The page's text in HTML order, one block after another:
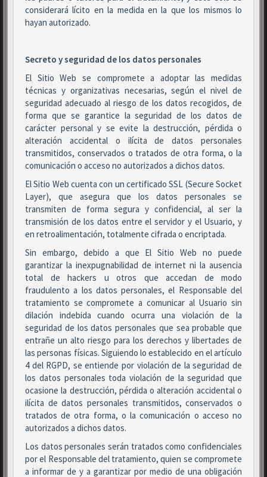
considerará lícito en la medida en la que los mismos lo
hayan autorizado.
Secreto y seguridad de los datos personales
El Sitio Web se compromete a adoptar las medidas
técnicas y organizativas necesarias, según el nivel de
seguridad adecuado al riesgo de los datos recogidos, de
forma que se garantice la seguridad de los datos de
carácter personal y se evite la destrucción, pérdida o
alteración accidental o ilícita de datos personales
transmitidos, conservados o tratados de otra forma, o la
comunicación o acceso no autorizados a dichos datos.
El Sitio Web cuenta con un certificado SSL (Secure Socket
Layer), que asegura que los datos personales se
transmiten de forma segura y confidencial, al ser la
transmisión de los datos entre el servidor y el Usuario, y
en retroalimentación, totalmente cifrada o encriptada.
Sin embargo, debido a que El Sitio Web no puede
garantizar la inexpugnabilidad de internet ni la ausencia
total de hackers u otros que accedan de modo
fraudulento a los datos personales, el Responsable del
tratamiento se compromete a comunicar al Usuario sin
dilación indebida cuando ocurra una violación de la
seguridad de los datos personales que sea probable que
entrañe un alto riesgo para los derechos y libertades de
las personas físicas. Siguiendo lo establecido en el artículo
4 del RGPD, se entiende por violación de la seguridad de
los datos personales toda violación de la seguridad que
ocasione la destrucción, pérdida o alteración accidental o
ilícita de datos personales transmitidos, conservados o
tratados de otra forma, o la comunicación o acceso no
autorizados a dichos datos.
Los datos personales serán tratados como confidenciales
por el Responsable del tratamiento, quien se compromete
a informar de y a garantizar por medio de una obligación